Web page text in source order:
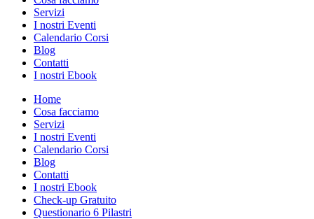
Servizi
I nostri Eventi
Calendario Corsi
Blog
Contatti
I nostri Ebook
Home
Cosa facciamo
Servizi
I nostri Eventi
Calendario Corsi
Blog
Contatti
I nostri Ebook
Check-up Gratuito
Questionario 6 Pilastri